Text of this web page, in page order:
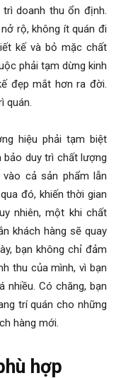
doanh thu ổn định.
rộ, không ít quán đi
kế và bỏ mặc chất
phải tạm dừng kinh
đẹp mắt hơn ra đời.
quán.
hiệu phải tạm biệt
duy trì chất lượng
cả sản phẩm lẫn
đó, khiến thời gian
nhiên, một khi chất
khách hàng sẽ quay
bạn không chỉ đảm
thu của mình, vì bạn
nhiều. Có chăng, bạn
trí quán cho những
hàng mới.
hợp